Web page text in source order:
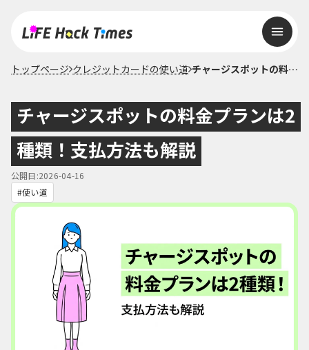
トップページ クレジットカードの使い道 チャージスポットの料金プランは2種類！支払方法も解説
チャージスポットの料金プランは2
種類！支払方法も解説
公開日:2026-04-16
使い道